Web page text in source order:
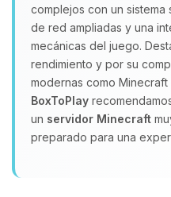
complejos con un
de red ampliadas y una
mecánicas del juego.
rendimiento y por su
modernas como Minecraft
BoxToPlay
un servidor Minecraft
preparado para una
asistente de
que necesitas
pequenos
08/08/2026 19:41